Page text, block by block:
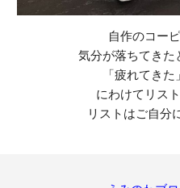
自作のコー
気分が落ちてきた
「疲れてき
にわけてリス
リストはご自分